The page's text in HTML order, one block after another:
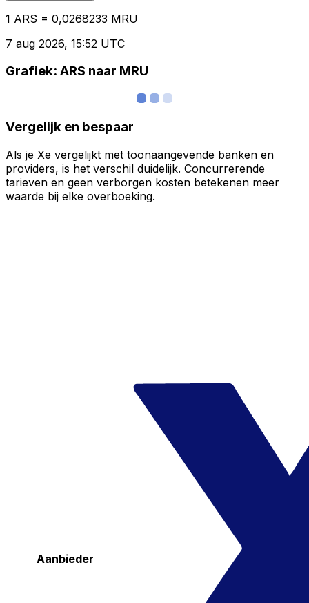
1 ARS = 0,0268233 MRU
7 aug 2026, 15:52 UTC
Grafiek: ARS naar MRU
Vergelijk en bespaar
Als je Xe vergelijkt met toonaangevende banken en
providers, is het verschil duidelijk. Concurrerende
tarieven en geen verborgen kosten betekenen meer
waarde bij elke overboeking.
Aanbieder